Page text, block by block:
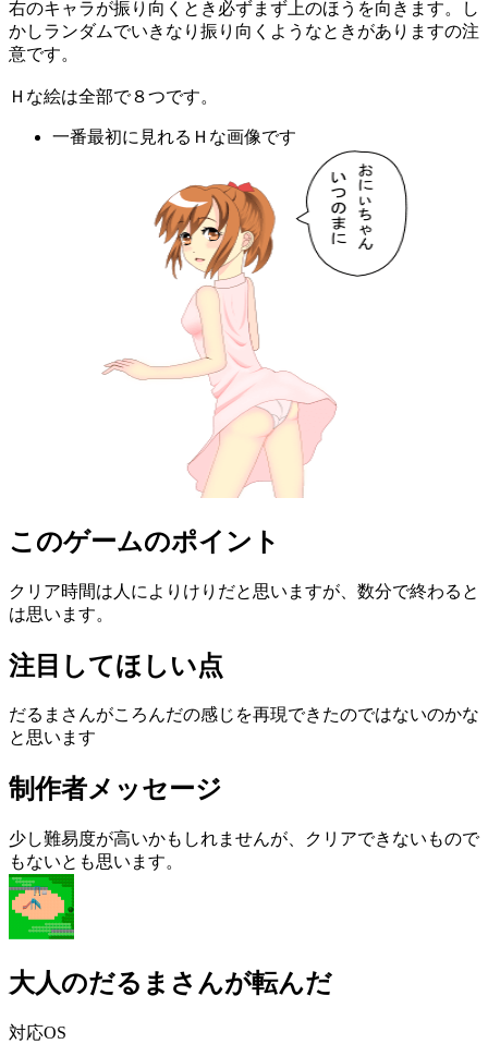
右のキャラが振り向くとき必ずまず上のほうを向きます。し
かしランダムでいきなり振り向くようなときがありますの注
意です。
Ｈな絵は全部で８つです。
一番最初に見れるＨな画像です
このゲームのポイント
クリア時間は人によりけりだと思いますが、数分で終わると
は思います。
注目してほしい点
だるまさんがころんだの感じを再現できたのではないのかな
と思います
制作者メッセージ
少し難易度が高いかもしれませんが、クリアできないもので
もないとも思います。
大人のだるまさんが転んだ
対応OS